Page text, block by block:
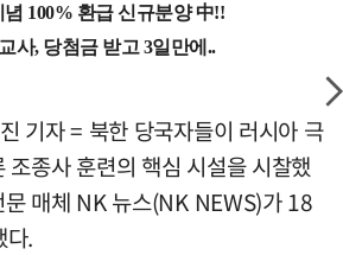
기자 = 북한 당국자들이 러시아 극
조종사 훈련의 핵심 시설을 시찰했
문 매체 NK 뉴스(NK NEWS)가 18
다.